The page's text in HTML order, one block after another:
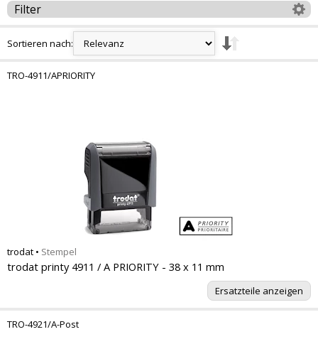
Filter
Sortieren nach:
TRO-4911/APRIORITY
trodat • Stempel
trodat printy 4911 / A PRIORITY - 38 x 11 mm
Ersatzteile anzeigen
TRO-4921/A-Post